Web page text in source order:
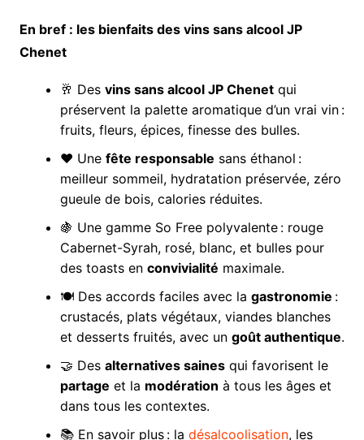
En bref : les bienfaits des vins sans alcool JP
Chenet
🥂 Des vins sans alcool JP Chenetqui
préservent la palette aromatique d’un vrai vin :
fruits, fleurs, épices, finesse des bulles.
❤️ Une fête responsable sans éthanol :
meilleur sommeil, hydratation préservée, zéro
gueule de bois, calories réduites.
🍇 Une gamme So Free polyvalente : rouge
Cabernet-Syrah, rosé, blanc, et bulles pour
des toasts en convivialité maximale.
🍽️ Des accords faciles avec la gastronomie :
crustacés, plats végétaux, viandes blanches
et desserts fruités, avec un goût authentique.
🤝 Des alternatives sainesqui favorisent le
partage et la modération à tous les âges et
dans tous les contextes.
📚 En savoir plus : la désalcoolisation, les